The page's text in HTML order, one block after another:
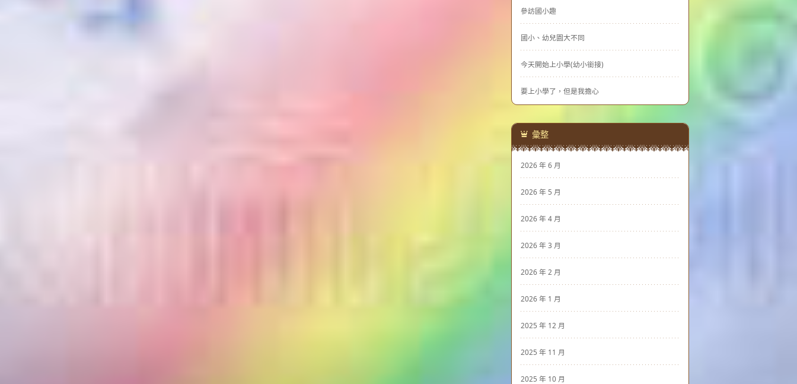
參訪國小趣
國小、幼兒園大不同
今天開始上小學(幼小銜接)
要上小學了，但是我擔心
彙整
2026 年 6 月
2026 年 5 月
2026 年 4 月
2026 年 3 月
2026 年 2 月
2026 年 1 月
2025 年 12 月
2025 年 11 月
2025 年 10 月